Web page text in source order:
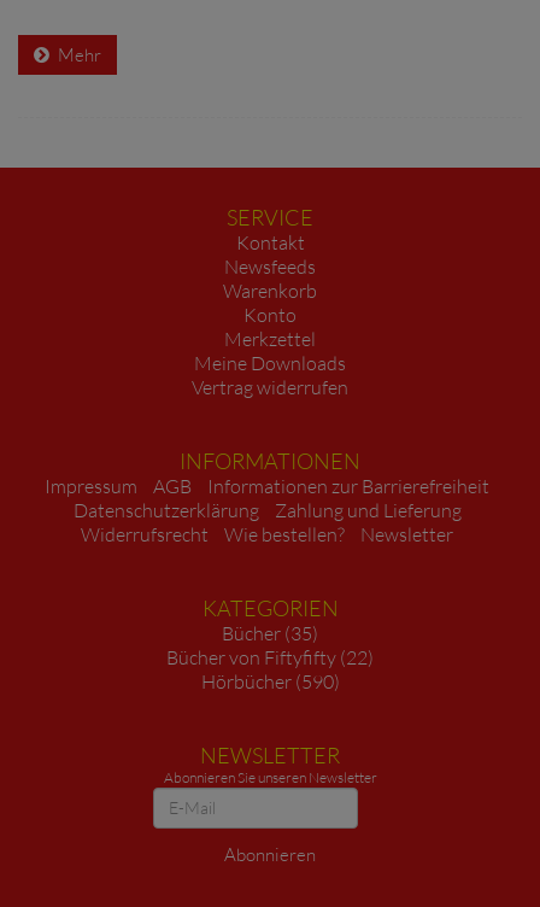
Mehr
SERVICE
Kontakt
Newsfeeds
Warenkorb
Konto
Merkzettel
Meine Downloads
Vertrag widerrufen
INFORMATIONEN
Impressum AGB
Informationen zur Barrierefreiheit
Datenschutzerklärung
Zahlung und Lieferung
Widerrufsrecht
Wie bestellen? Newsletter
KATEGORIEN
Bücher (35)
Bücher von Fiftyfifty (22)
Hörbücher (590)
NEWSLETTER
Abonnieren Sie unseren Newsletter
Newsletter
Abonnieren